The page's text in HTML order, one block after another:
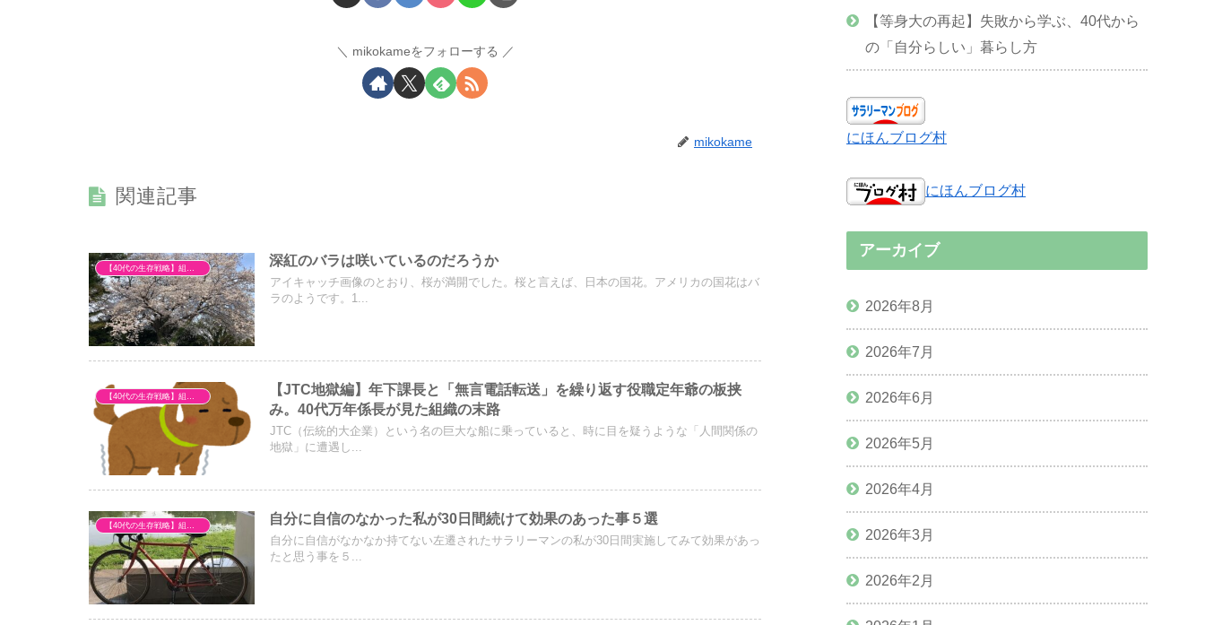
mikokameをフォローする
mikokame
関連記事
深紅のバラは咲いているのだろうか
アイキャッチ画像のとおり、桜が満開でした。桜と言えば、日本の国花。アメリカの国花はバ
ラのようです。1...
【40代の生存戦略】組織の不条理とキャリア再構築
【JTC地獄編】年下課長と「無言電話転送」を繰り返す役職定年爺の板挟
み。40代万年係長が見た組織の末路
JTC（伝統的大企業）という名の巨大な船に乗っていると、時に目を疑うような「人間関係の
地獄」に遭遇し...
【40代の生存戦略】組織の不条理とキャリア再構築 自分に自信のなかった私が30日間続けて効果のあった事５選
自分に自信がなかなか持てない左遷されたサラリーマンの私が30日間実施してみて効果があっ
たと思う事を５...
【等身大の再起】失敗から学ぶ、40代から
の「自分らしい」暮らし方
にほんブログ村
にほんブログ村
アーカイブ
2026年8月
2026年7月
2026年6月
2026年5月
2026年4月
2026年3月
2026年2月